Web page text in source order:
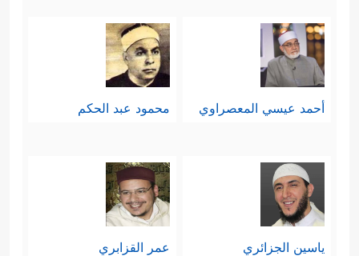
أحمد عيسي المعصراوي محمود عبد الحكم
ياسين الجزائري عمر القزابري